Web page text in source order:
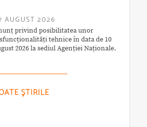
AUGUST 2026
privind posibilitatea unor
tehnice în data de 10
2026 la sediul Agenției Naționale.
ŞTIRILE